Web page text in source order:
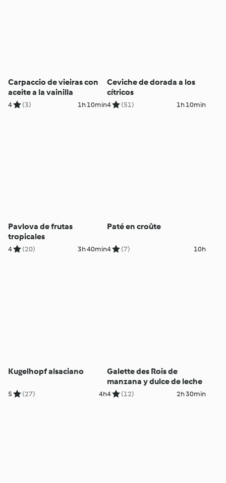
Carpaccio de vieiras con
aceite a la vainilla
4 (3) 1h 10min
Ceviche de dorada a los
cítricos
4 (51) 1h 10min
Pavlova de frutas
tropicales
4 (20) 3h 40min
Paté en croûte
4 (7) 10h
Kugelhopf alsaciano
5 (27) 4h
Galette des Rois de
manzana y dulce de leche
4 (12) 2h 30min